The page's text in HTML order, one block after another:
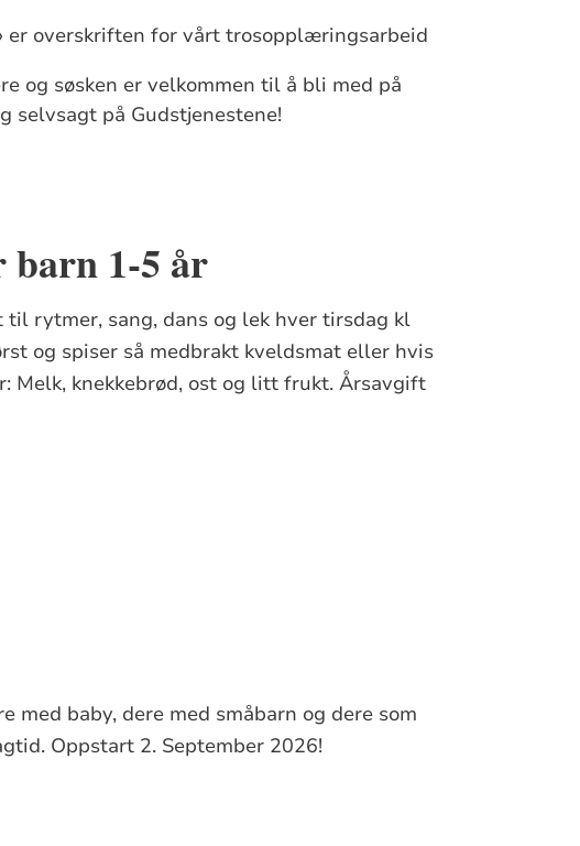
er overskriften for vårt trosopplæringsarbeid
og søsken er velkommen til å bli med på
selvsagt på Gudstjenestene!
barn 1-5 år
rytmer, sang, dans og lek hver tirsdag kl
og spiser så medbrakt kveldsmat eller hvis
Melk, knekkebrød, ost og litt frukt. Årsavgift
med baby, dere med småbarn og dere som
Oppstart 2. September 2026!